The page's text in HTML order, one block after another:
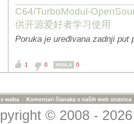
C64/TurboModul-
供开源爱好者学习使用
Poruka je uređivana zadnji put
1 0 HVALA 0
weba » Komentari članaka s naših web stranica
© 2008 -